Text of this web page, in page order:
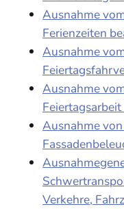
Ausnahme
Ferienzeiten
Ausnahme
Ausnahme
Ausnahme
Verkehre,